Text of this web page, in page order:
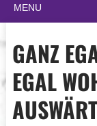
MENU
GANZ
EGAL